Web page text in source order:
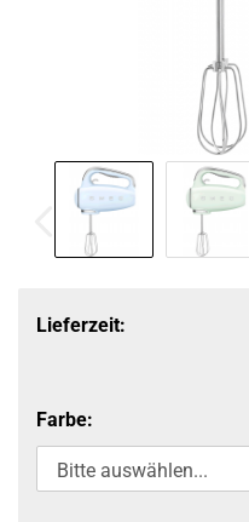
Lieferzeit:
Farbe: